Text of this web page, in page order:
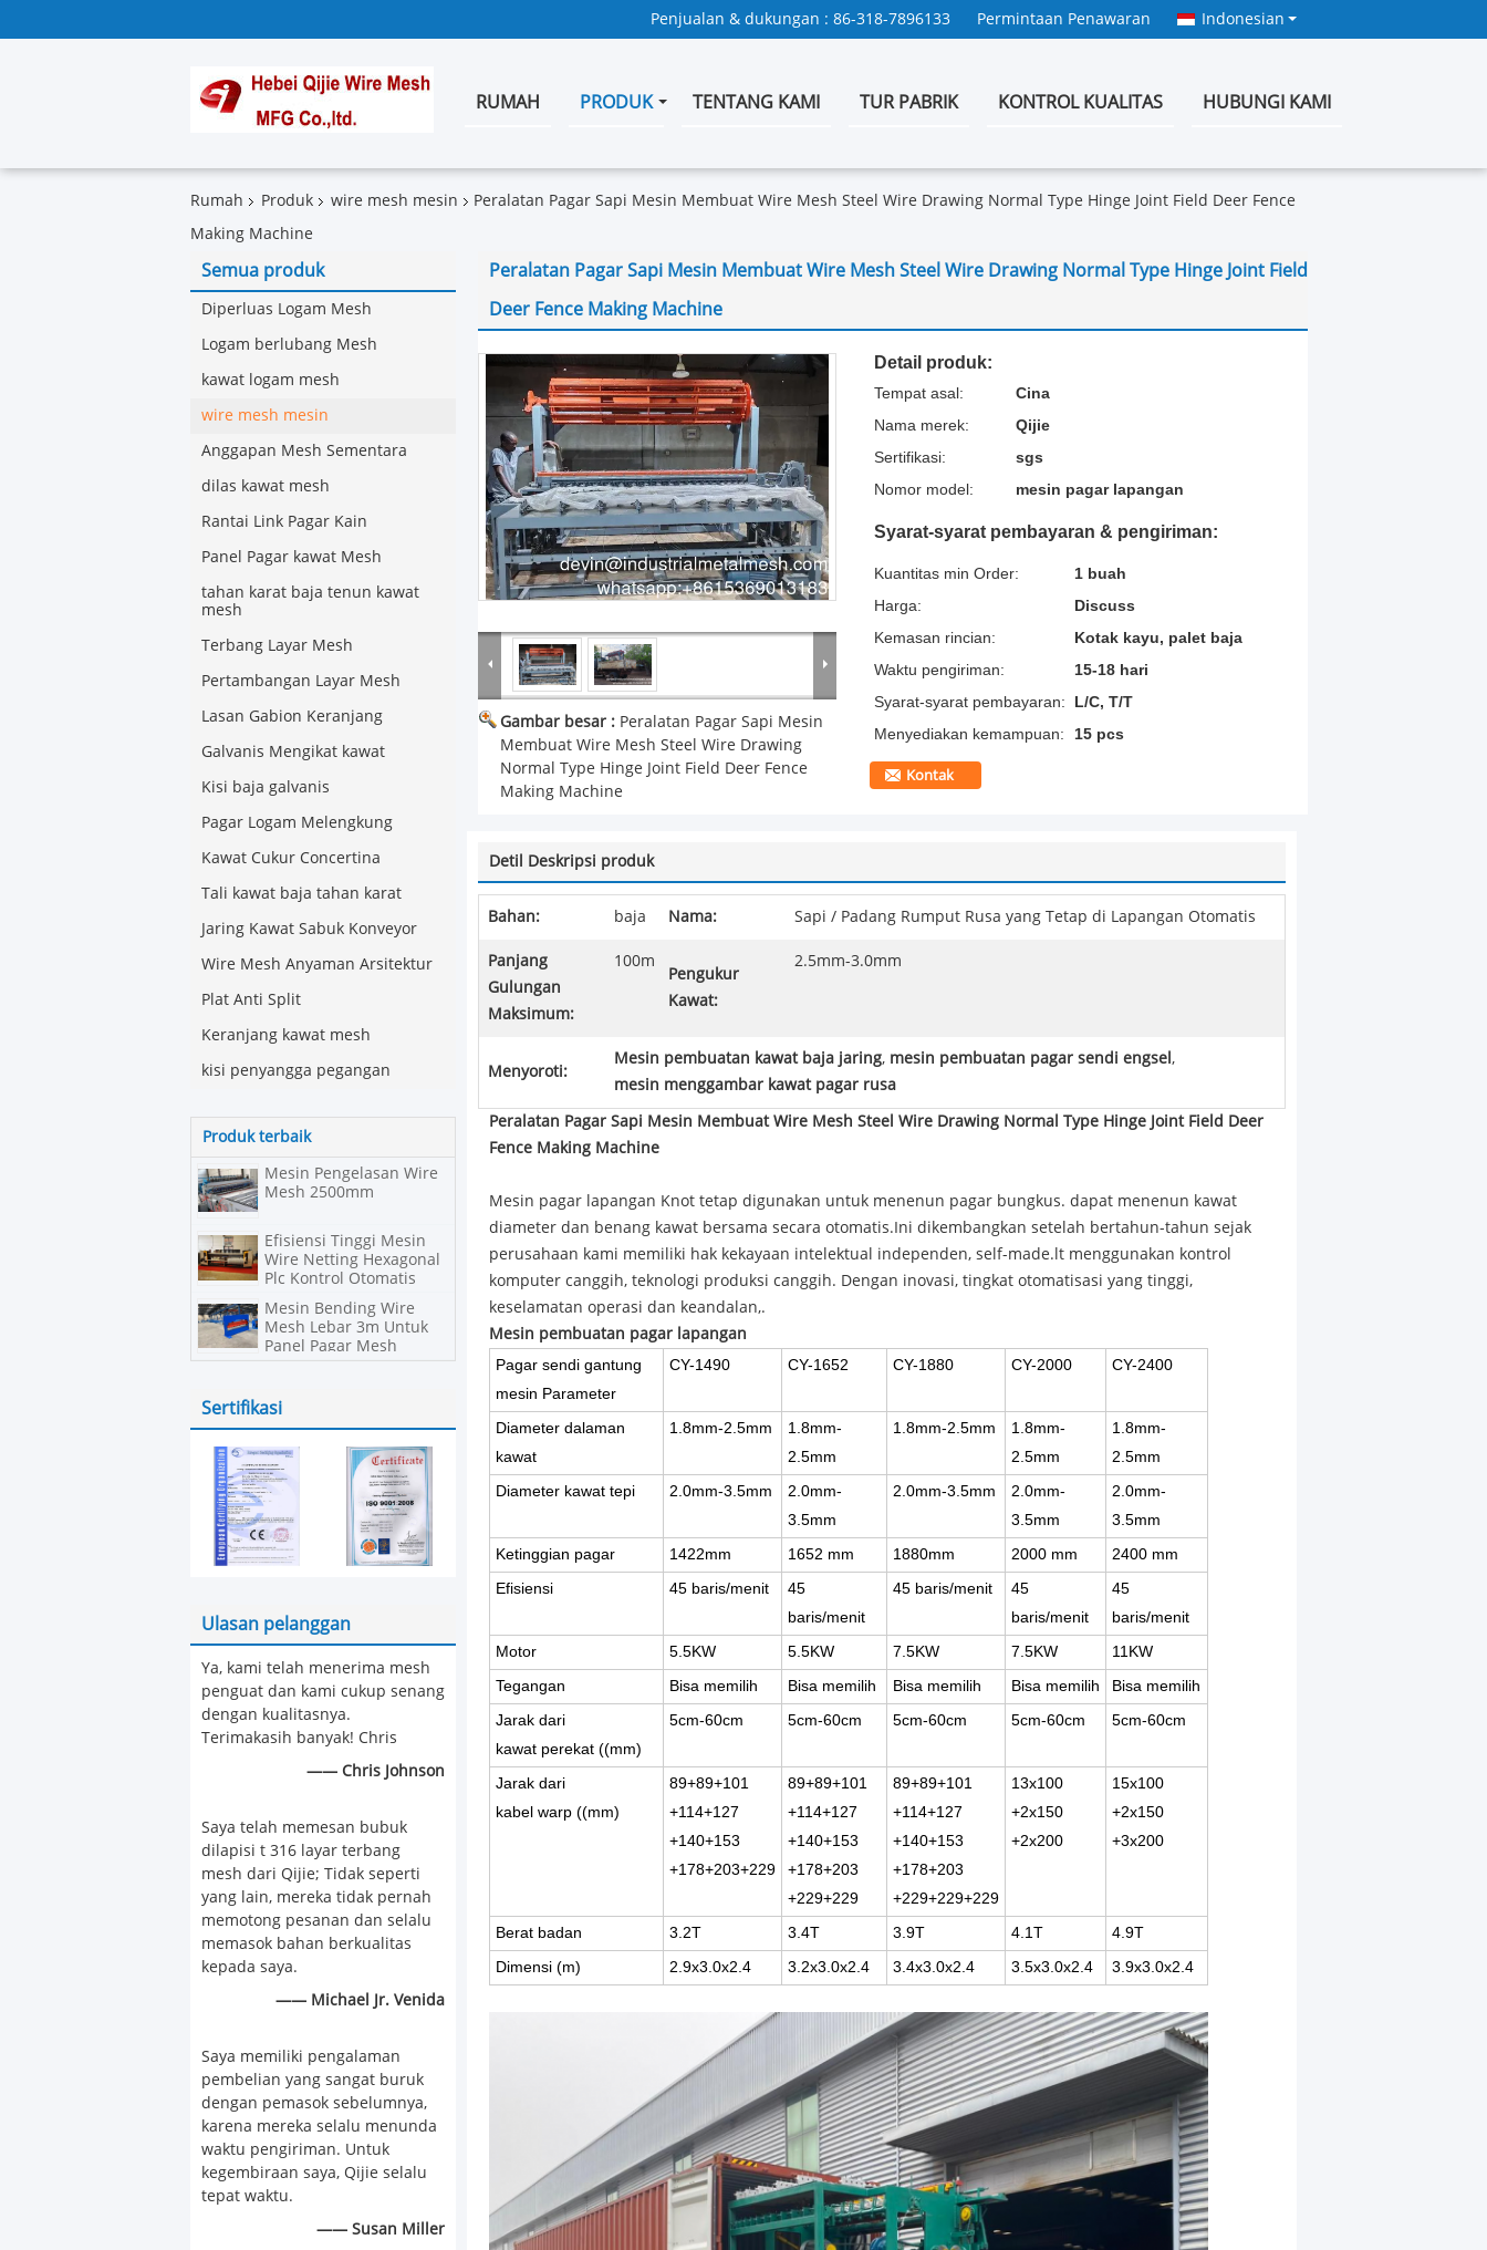
Penjualan & dukungan : 86-318-7896133 Permintaan Penawaran Indonesian
RUMAH PRODUK TENTANG KAMI TUR PABRIK KONTROL KUALITAS HUBUNGI KAMI
Rumah Produk wire mesh mesin
Peralatan Pagar Sapi Mesin Membuat Wire Mesh Steel Wire Drawing Normal Type Hinge Joint Field Deer Fence
Making Machine
Semua produk
Diperluas Logam Mesh
Logam berlubang Mesh
kawat logam mesh
wire mesh mesin
Anggapan Mesh Sementara
dilas kawat mesh
Rantai Link Pagar Kain
Panel Pagar kawat Mesh
tahan karat baja tenun kawat
mesh
Terbang Layar Mesh
Pertambangan Layar Mesh
Lasan Gabion Keranjang
Galvanis Mengikat kawat
Kisi baja galvanis
Pagar Logam Melengkung
Kawat Cukur Concertina
Tali kawat baja tahan karat
Jaring Kawat Sabuk Konveyor
Wire Mesh Anyaman Arsitektur
Plat Anti Split
Keranjang kawat mesh
kisi penyangga pegangan
Produk terbaik
Mesin Pengelasan Wire
Mesh 2500mm
Efisiensi Tinggi Mesin
Wire Netting Hexagonal
Plc Kontrol Otomatis
penuh
Mesin Bending Wire
Mesh Lebar 3m Untuk
Panel Pagar Mesh
melengkung
Sertifikasi
Ulasan pelanggan
Ya, kami telah menerima mesh
penguat dan kami cukup senang
dengan kualitasnya.
Terimakasih banyak! Chris
—— Chris Johnson
Saya telah memesan bubuk
dilapisi t 316 layar terbang
mesh dari Qijie; Tidak seperti
yang lain, mereka tidak pernah
memotong pesanan dan selalu
memasok bahan berkualitas
kepada saya.
—— Michael Jr. Venida
Saya memiliki pengalaman
pembelian yang sangat buruk
dengan pemasok sebelumnya,
karena mereka selalu menunda
waktu pengiriman. Untuk
kegembiraan saya, Qijie selalu
tepat waktu.
—— Susan Miller
Peralatan Pagar Sapi Mesin Membuat Wire Mesh Steel Wire Drawing Normal Type Hinge Joint Field
Deer Fence Making Machine
Gambar besar : Peralatan Pagar Sapi Mesin
Membuat Wire Mesh Steel Wire Drawing
Normal Type Hinge Joint Field Deer Fence
Making Machine
Detail produk:
Tempat asal:
Cina
Nama merek:
Qijie
Sertifikasi:
sgs
Nomor model:
mesin pagar lapangan
Syarat-syarat pembayaran & pengiriman:
Kuantitas min Order:
1 buah
Harga:
Discuss
Kemasan rincian:
Kotak kayu, palet baja
Waktu pengiriman:
15-18 hari
Syarat-syarat pembayaran:
L/C, T/T
Menyediakan kemampuan:
15 pcs
Kontak
Detil Deskripsi produk
Bahan: baja Nama: Sapi / Padang Rumput Rusa yang Tetap di Lapangan Otomatis
Panjang
Gulungan
Maksimum:
100m
Pengukur
Kawat:
2.5mm-3.0mm
Menyoroti:
Mesin pembuatan kawat baja jaring, mesin pembuatan pagar sendi engsel ,
mesin menggambar kawat pagar rusa
Peralatan Pagar Sapi Mesin Membuat Wire Mesh Steel Wire Drawing Normal Type Hinge Joint Field Deer
Fence Making Machine
Mesin pagar lapangan Knot tetap digunakan untuk menenun pagar bungkus. dapat menenun kawat
diameter dan benang kawat bersama secara otomatis.Ini dikembangkan setelah bertahun-tahun sejak
perusahaan kami memiliki hak kekayaan intelektual independen, self-made.lt menggunakan kontrol
komputer canggih, teknologi produksi canggih. Dengan inovasi, tingkat otomatisasi yang tinggi,
keselamatan operasi dan keandalan,.
Mesin pembuatan pagar lapangan
Pagar sendi gantung
mesin Parameter
CY-1490 CY-1652 CY-1880 CY-2000 CY-2400
Diameter dalaman
kawat
1.8mm-2.5mm
1.8mm-
2.5mm
1.8mm-2.5mm
1.8mm-
2.5mm
1.8mm-
2.5mm
Diameter kawat tepi
2.0mm-3.5mm
2.0mm-
3.5mm
2.0mm-3.5mm
2.0mm-
3.5mm
2.0mm-
3.5mm
Ketinggian pagar
1422mm 1652 mm 1880mm 2000 mm
2400 mm
Efisiensi
45 baris/menit
45
baris/menit
45 baris/menit
45
baris/menit
45
baris/menit
Motor
5.5KW 5.5KW 7.5KW 7.5KW
11KW
Tegangan
Bisa memilih Bisa memilih Bisa memilih Bisa memilih
Bisa memilih
Jarak dari
kawat perekat ((mm)
5cm-60cm 5cm-60cm 5cm-60cm 5cm-60cm 5cm-60cm
Jarak dari
kabel warp ((mm)
89+89+101
+114+127
+140+153
+178+203+229
89+89+101
+114+127
+140+153
+178+203
+229+229
89+89+101
+114+127
+140+153
+178+203
+229+229+229
13x100
+2x150
+2x200
15x100
+2x150
+3x200
Berat badan 3.2T 3.4T 3.9T 4.1T
4.9T
Dimensi (m)
2.9x3.0x2.4 3.2x3.0x2.4 3.4x3.0x2.4 3.5x3.0x2.4 3.9x3.0x2.4